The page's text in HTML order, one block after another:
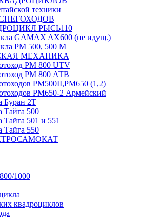
техники
РЫСЬ110
GAMAX AX600 (не идущ.)
РМ 500, 500 М
МЕХАНИКА
РМ 800 UTV
РМ 800 АТВ
РМ500II,РМ650 (1,2)
РМ650-2 Армейский
Буран 2Т
Тайга 500
Тайга 501 и 551
Тайга 550
1000
квадроциклов